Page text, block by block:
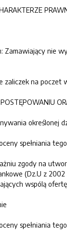
Zamawiający nie
zaliczek na poczet
określonej
spełniania
zgody na
(Dz.U z
wspólą ofertę
spełniania